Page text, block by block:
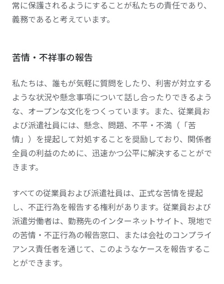
常に保護されるようにすることが私たちの責任であり、
義務であると考えています。
苦情・不祥事の報告
私たちは、誰もが気軽に質問をしたり、利害が対立する
ような状況や懸念事項について話し合ったりできるよう
な、オープンな文化をつくっています。また、従業員お
よび派遣社員には、懸念、問題、不平・不満（「苦
情」）を提起して対処することを奨励しており、関係者
全員の利益のために、迅速かつ公平に解決することがで
きます。
すべての従業員および派遣社員は、正式な苦情を提起
し、不正行為を報告する権利があります。従業員および
派遣労働者は、勤務先のインターネットサイト、現地で
の苦情・不正行為の報告窓口、または会社のコンプライ
アンス責任者を通じて、このようなケースを報告するこ
とができます。